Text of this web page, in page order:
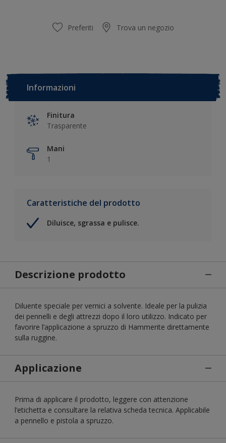
Preferiti Trova un negozio
Informazioni
Finitura
Trasparente
Mani
1
Caratteristiche del prodotto
Diluisce, sgrassa e pulisce.
Descrizione prodotto
Diluente speciale per vernici a solvente. Ideale per la pulizia
dei pennelli e degli attrezzi dopo il loro utilizzo. Indicato per
favorire l’applicazione a spruzzo di Hammerite direttamente
sulla ruggine.
Applicazione
Prima di applicare il prodotto, leggere con attenzione
l’etichetta e consultare la relativa scheda tecnica. Applicabile
a pennello e pistola a spruzzo.